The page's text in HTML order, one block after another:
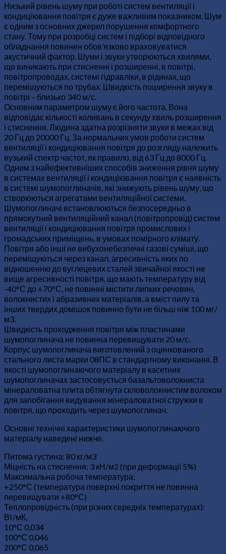
Низький рівень шуму при роботі систем вентиляції і
кондиціювання повітря є дуже важливим показником. Шум
є одним з основних джерел порушення комфортного
стану. Тому при розробці систем і підборі відповідного
обладнання повинен обов’язково враховуватися
акустичний фактор. Шуми і звуки утворюються хвилями,
що виникають при стисненні і розширенні, в повітрі,
повітропроводах, системі гідравліки, в рідинах, що
переміщуються по трубах. Швидкість поширення звуку в
повітрі – близько 340 м/с.
Основним параметром шуму є його частота. Вона
відповідає кількості коливань в секунду хвиль розширення
і стиснення. Людина здатна розрізняти звуки в межах від
20 Гц до 20000 Гц. За нормальних умов роботи систем
вентиляції і кондиціювання повітря до розгляду належить
вузький спектр частот, як правило, від 63 Гц до 8000 Гц.
Одним з найефективніших способів зниження рівня шуму
в системах вентиляції і кондиціювання повітря є наявність
в системі шумопоглиначів, які знижують рівень шуму, що
створюються агрегатами вентиляційної системи.
Шумопоглиначі встановлюються безпосередньо в
прямокутний вентиляційний канал (повітропровід) систем
вентиляції і кондиціювання повітря промислових і
громадських приміщень, в умовах помірного клімату.
Повітря або інші не вибухонебезпечні газові суміші, що
переміщуються через канал, агресивність яких по
відношенню до вуглецевих сталей звичайної якості не
вище агресивності повітря, що мають температуру від
-40°С до +70°С, не повинні містити липких речовин,
волокнистих і абразивних матеріалів, а вміст пилу та
інших твердих домішок повинно бути не більш ніж 100 мг/
м3.
Швидкість проходження повітря між пластинами
шумопоглинача не повинна перевищувати 20 м/с.
Корпус шумопоглинача виготовлений з оцинкованого
стального листа марки 08ПС в стандартному виконанні. В
якості шумопоглинаючого матеріалу в касетних
шумопоглиначах застосовується базальтоволокниста
мінераловатна плита обтягнута скловолокнистим волоком
для запобігання видування мінераловатної стружки в
повітря, що проходить через шумопоглинач.
Основні технічні характеристики шумопоглинаючого
матеріалу наведені нижче.
Питома густина: 80 кг/м3
Міцність на стиснення: 3 кН/м2 (при деформації 5%)
Максимальна робоча температура:
+250°С (температура поверхні покриття не повинна
перевищувати +80°С)
Теплопровідність (при різних середніх температурах):
Вт/мК,
10°С 0,034
100°С 0,046
200°С 0,065